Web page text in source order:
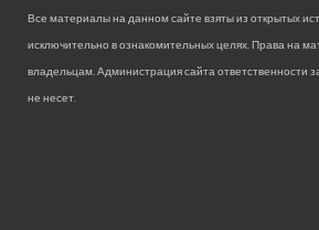
Все материалы на данном сайте взяты из открытых
исключительно в ознакомительных целях. Права на
владельцам. Администрация сайта ответственности
не несет.